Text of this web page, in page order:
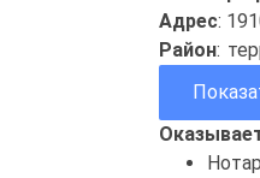
Адрес:
Район: